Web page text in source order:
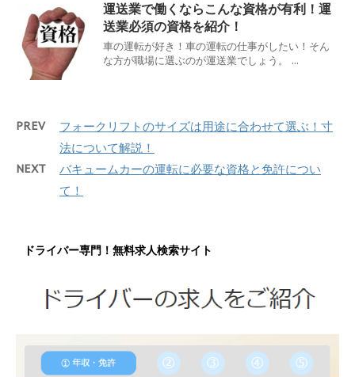
運送業で働くならこんな資格が有利！運
送業必須の資格を紹介！
車の運転が好き！車の運転の仕事がしたい！そん
な方が職場に選ぶのが運送業でしょう。 ...
PREV
フォークリフトのサイズは用途に合わせて選ぶ！寸
法について解説！
NEXT
バキュームカーの運転に必要な資格と免許につい
て！
ドライバー専門！無料求人検索サイト